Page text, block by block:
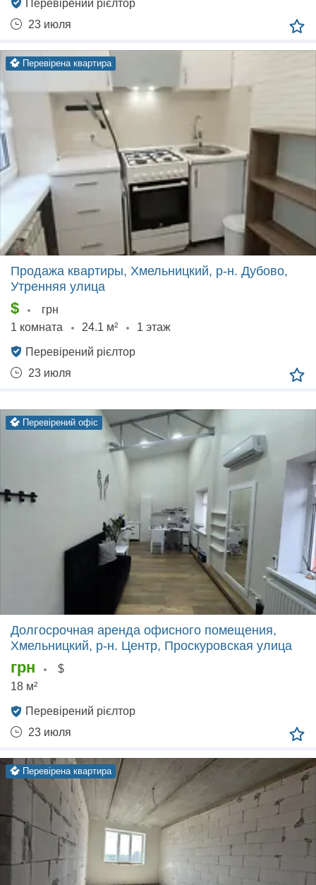
Перевірений рієлтор
23 июля
перевірена квартира
Продажа квартиры, Хмельницкий, р‑н. Дубово,
Утренняя улица
$
грн
1 комната
24.1 м² 1 этаж
Перевірений рієлтор
23 июля
перевірений офіс
Долгосрочная аренда офисного помещения,
Хмельницкий, р‑н. Центр, Проскуровская улица
грн
$
18 м²
Перевірений рієлтор
23 июля
перевірена квартира